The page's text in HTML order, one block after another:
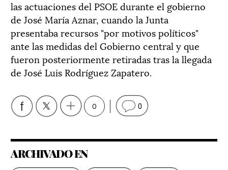
las actuaciones del PSOE durante el gobierno
de José María Aznar, cuando la Junta
presentaba recursos "por motivos políticos"
ante las medidas del Gobierno central y que
fueron posteriormente retiradas tras la llegada
de José Luis Rodríguez Zapatero.
0 0
ARCHIVADO EN